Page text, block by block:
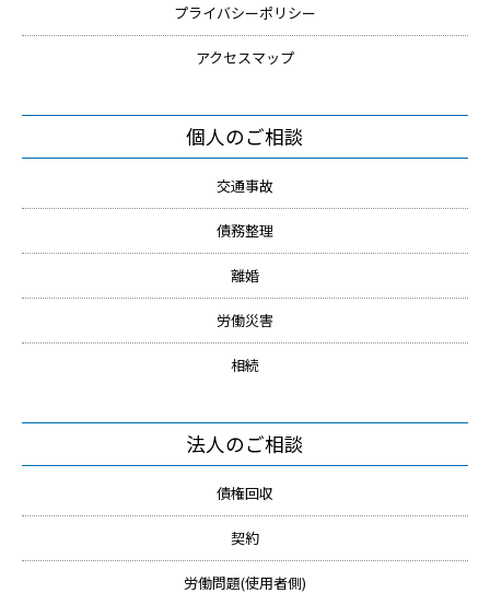
プライバシーポリシー
アクセスマップ
個人のご相談
交通事故
債務整理
離婚
労働災害
相続
法人のご相談
債権回収
契約
労働問題(使用者側)